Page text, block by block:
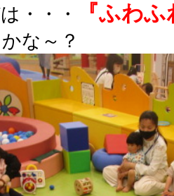
・・・
『ふわ
な～？